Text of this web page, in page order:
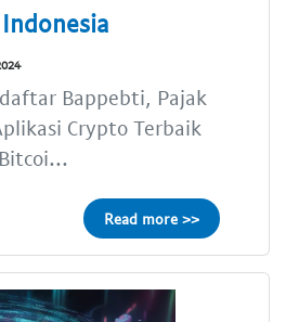
Bappebti, Pajak
Crypto Terbaik
Read more >>